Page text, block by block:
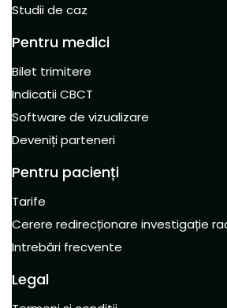
Studii de caz
Pentru medici
Bilet trimitere
Indicatii CBCT
Software de vizualizare
Deveniți parteneri
Pentru pacienți
Tarife
Cerere redirecționare investigație
Intrebări frecvente
Legal